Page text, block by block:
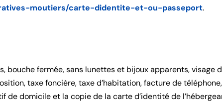
moutiers/carte-didentite-et-ou-passeport.
bouche fermée, sans lunettes et bijoux apparents, visage
taxe foncière, taxe d’habitation, facture de
domicile et la copie de la carte d’identité de